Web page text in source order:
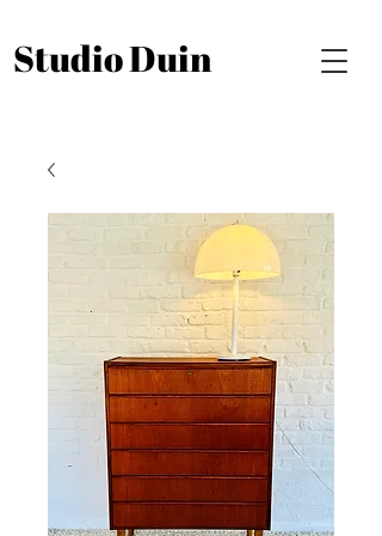
Studio Duin